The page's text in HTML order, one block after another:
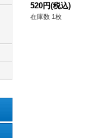
-BT01/FR32}《ケテ
サンクチュアリ》
520円(税込)
在庫数 1枚